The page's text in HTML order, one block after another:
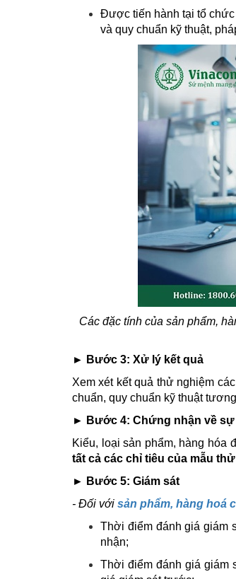
Được tiến hành tại tổ
và quy chuẩn kỹ thuật,
Các đặc tính của sản phẩm,
► Bước 3: Xử lý kết quả
Xem xét kết quả thử nghiệm
chuẩn, quy chuẩn kỹ thuật
► Bước 4: Chứng nhận về
Kiểu, loại sản phẩm, hàng hóa
tất cả các chỉ tiêu của mẫu
► Bước 5: Giám sát
- Đối với sản phẩm, hàng hoá
Thời điểm đánh giá giám
nhận;
Thời điểm đánh giá giám